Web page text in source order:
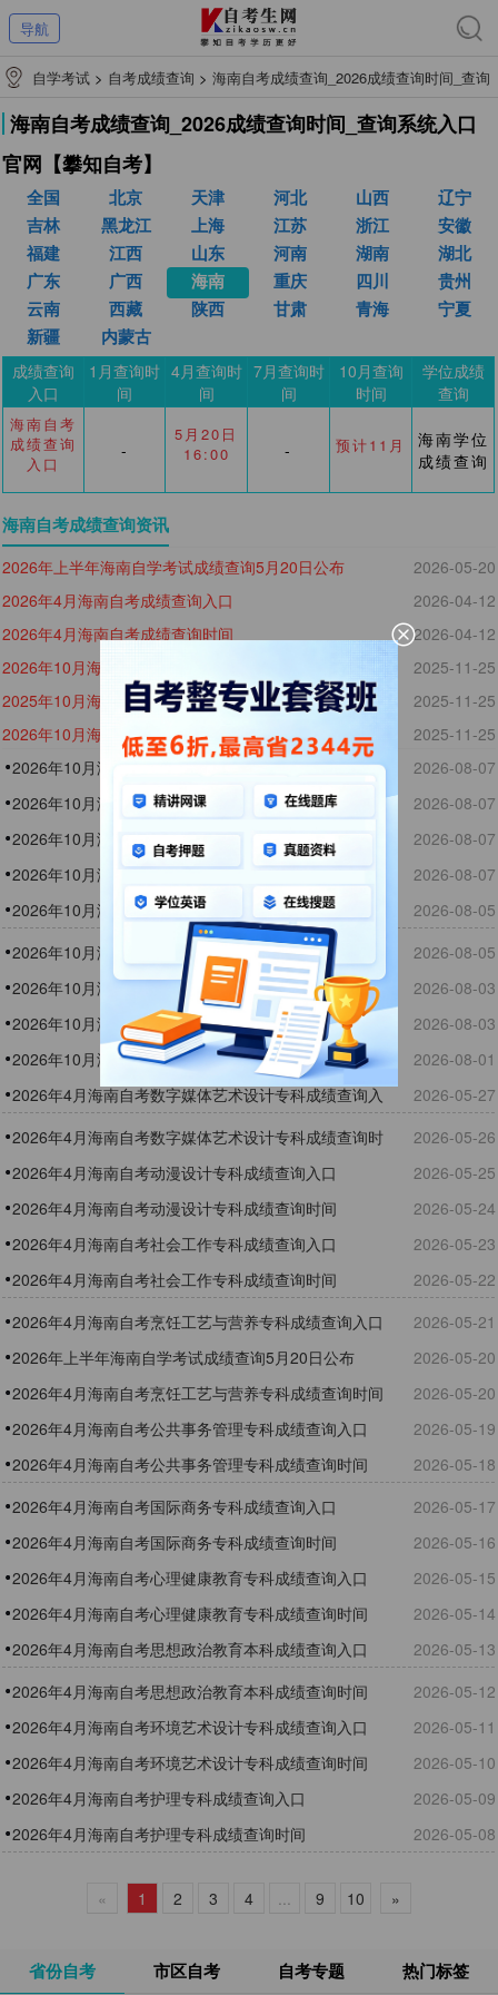
导航
自学考试 > 自考成绩查询 > 海南自考成绩查询_2026成绩查询时间_查询
系统入口官网【攀知自考】
海南自考成绩查询_2026成绩查询时间_查询系统入口
官网【攀知自考】
全国 北京 天津 河北 山西
辽宁
吉林
黑龙江 上海 江苏 浙江
安徽
福建
江西 山东 河南 湖南
湖北
广东
广西 海南 重庆 四川
贵州
云南
西藏 陕西 甘肃 青海
宁夏
新疆
内蒙古
成绩查询
入口
1月查询时
间
4月查询时
间
7月查询时
间
10月查询
时间
学位成绩
查询
海南自考
成绩查询
入口
-
5月20日
16:00
- 预计11月
海南学位
成绩查询
海南自考成绩查询资讯
2026年上半年海南自学考试成绩查询5月20日公布
2026-05-20
2026年4月海南自考成绩查询入口
2026-04-12
2026年4月海南自考成绩查询时间
2026-04-12
2026年10月海南自考成绩查询入口
2025-11-25
2025年10月海南自考成绩查询入口已开通
2025-11-25
2026年10月海南自考成绩查询时间
2025-11-25
2026年10月海南自考园艺技术专科查分入口
2026-08-07
2026年10月海南自考计算机科学与技术本科查分入口
2026-08-07
2026年10月海南自考成绩查询入口
2026-08-07
2026年10月海南自考成绩查询时间
2026-08-07
2026年10月海南自考土地资源管理本科查分入口
2026-08-05
2026年10月海南自考英语本科查分入口
2026-08-05
2026年10月海南自考行政管理专科查分入口
2026-08-03
2026年10月海南自考公安管理学本科查分入口
2026-08-03
2026年10月海南自考汉语言文学本科查分入口
2026-08-01
2026年4月海南自考数字媒体艺术设计专科成绩查询入
口
2026-05-27
2026年4月海南自考数字媒体艺术设计专科成绩查询时
间
2026-05-26
2026年4月海南自考动漫设计专科成绩查询入口
2026-05-25
2026年4月海南自考动漫设计专科成绩查询时间
2026-05-24
2026年4月海南自考社会工作专科成绩查询入口
2026-05-23
2026年4月海南自考社会工作专科成绩查询时间
2026-05-22
2026年4月海南自考烹饪工艺与营养专科成绩查询入口
2026-05-21
2026年上半年海南自学考试成绩查询5月20日公布
2026-05-20
2026年4月海南自考烹饪工艺与营养专科成绩查询时间
2026-05-20
2026年4月海南自考公共事务管理专科成绩查询入口
2026-05-19
2026年4月海南自考公共事务管理专科成绩查询时间
2026-05-18
2026年4月海南自考国际商务专科成绩查询入口
2026-05-17
2026年4月海南自考国际商务专科成绩查询时间
2026-05-16
2026年4月海南自考心理健康教育专科成绩查询入口
2026-05-15
2026年4月海南自考心理健康教育专科成绩查询时间
2026-05-14
2026年4月海南自考思想政治教育本科成绩查询入口
2026-05-13
2026年4月海南自考思想政治教育本科成绩查询时间
2026-05-12
2026年4月海南自考环境艺术设计专科成绩查询入口
2026-05-11
2026年4月海南自考环境艺术设计专科成绩查询时间
2026-05-10
2026年4月海南自考护理专科成绩查询入口
2026-05-09
2026年4月海南自考护理专科成绩查询时间
2026-05-08
« 1 2 3 4 ... 9 10 »
省份自考 市区自考 自考专题 热门标签